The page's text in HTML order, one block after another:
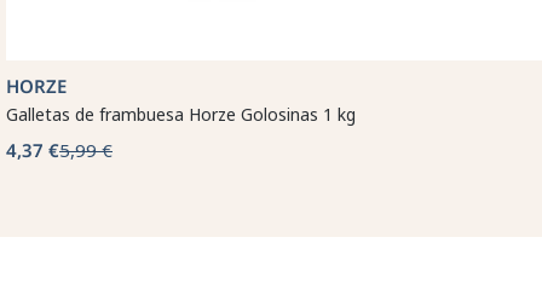
HORZE
Galletas de frambuesa Horze Golosinas 1 kg
4,37 €5,99 €